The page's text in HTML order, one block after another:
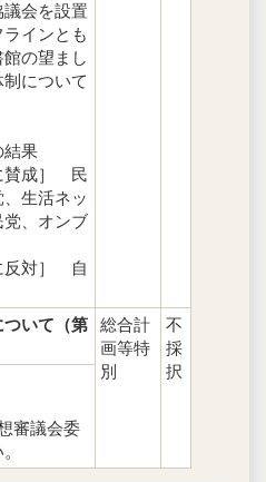
会を設置
インとも
の望まし
について
結果
賛成］ 民
生活ネッ
党、オンブ
反対］ 自
いて（第
総合計
画等特
別
不
採
択
審議会委